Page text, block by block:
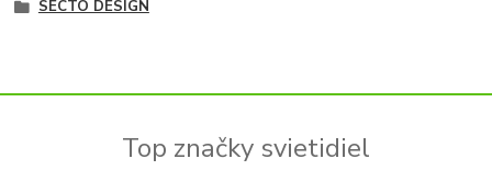
SECTO DESIGN
Top značky svietidiel